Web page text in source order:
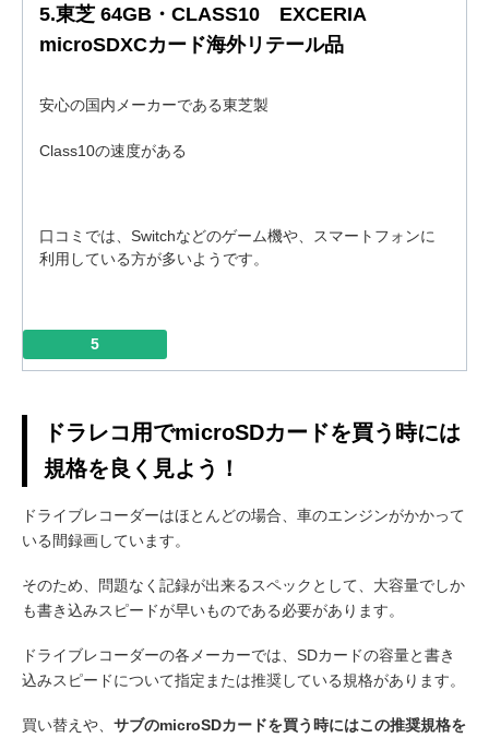
5.東芝 64GB・CLASS10 EXCERIA
microSDXCカード海外リテール品
安心の国内メーカーである東芝製
Class10の速度がある
口コミでは、Switchなどのゲーム機や、スマートフォンに
利用している方が多いようです。
5
ドラレコ用でmicroSDカードを買う時には
規格を良く見よう！
ドライブレコーダーはほとんどの場合、車のエンジンがかかって
いる間録画しています。
そのため、問題なく記録が出来るスペックとして、大容量でしか
も書き込みスピードが早いものである必要があります。
ドライブレコーダーの各メーカーでは、SDカードの容量と書き
込みスピードについて指定または推奨している規格があります。
買い替えや、 サブのmicroSDカードを買う時にはこの推奨規格を